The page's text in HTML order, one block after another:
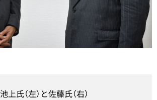
池上氏（左）と佐藤氏（右）